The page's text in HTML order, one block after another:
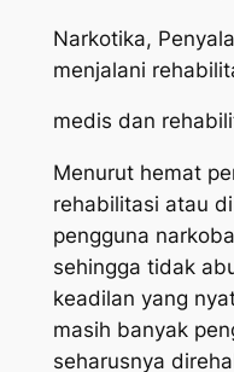
Narkotika,
menjalani
medis dan
Menurut hemat
rehabilitasi atau
pengguna
sehingga tidak
keadilan yang
masih banyak
seharusnya